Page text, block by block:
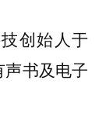
创始人于
书及电子